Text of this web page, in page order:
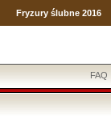
Fryzury ślubne 2016
FAQ